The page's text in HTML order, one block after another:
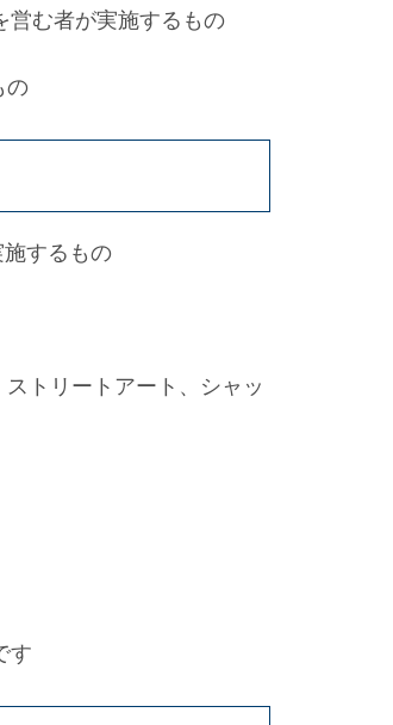
営む者が実施するもの
の
するもの
トリートアート、シャッ
す